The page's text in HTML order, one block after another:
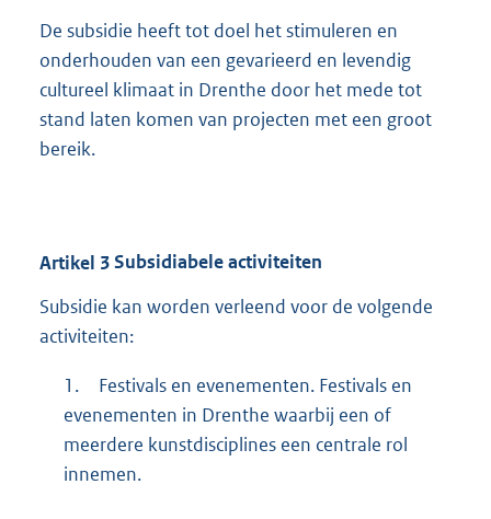
De subsidie heeft tot doel het stimuleren en
onderhouden van een gevarieerd en levendig
cultureel klimaat in Drenthe door het mede tot
stand laten komen van projecten met een groot
bereik.
Artikel 3Subsidiabele activiteiten
Subsidie kan worden verleend voor de volgende
activiteiten:
1.
Festivals en evenementen. Festivals en
evenementen in Drenthe waarbij een of
meerdere kunstdisciplines een centrale rol
innemen.